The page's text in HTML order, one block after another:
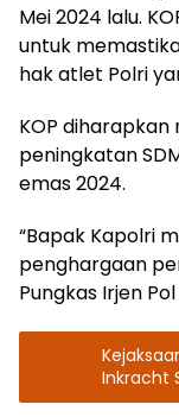
Mei 2024 lalu.
untuk
hak atlet Polri
KOP
peningkatan
emas 2024.
“Bapak Kapolri
penghargaan
Pungkas Irjen
Inkracht